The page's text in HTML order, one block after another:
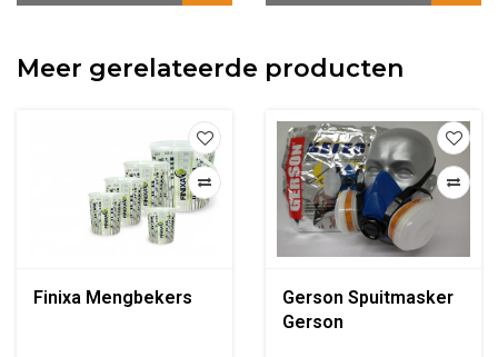
Meer gerelateerde producten
Finixa Mengbekers
Gerson Spuitmasker
Gerson